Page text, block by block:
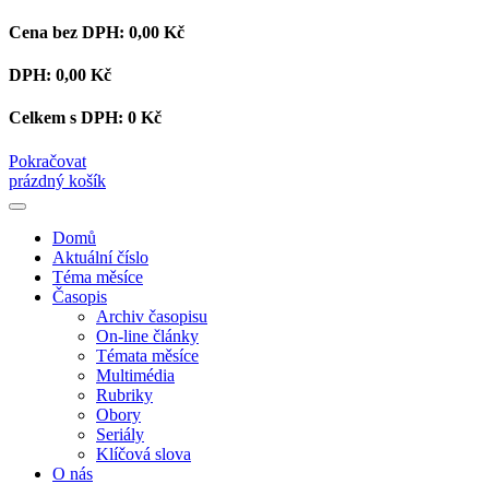
Cena bez DPH: 0,00 Kč
DPH: 0,00 Kč
Celkem s DPH: 0 Kč
Pokračovat
prázdný košík
Domů
Aktuální číslo
Téma měsíce
Časopis
Archiv časopisu
On-line články
Témata měsíce
Multimédia
Rubriky
Obory
Seriály
Klíčová slova
O nás